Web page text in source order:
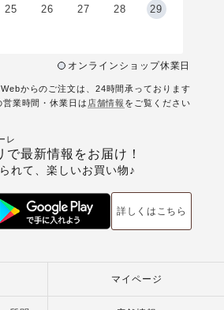
25 26 27 28 29
オンラインショップ休業日
からのご注文は、24時間承っております
業時間・休業日は 店舗情報 をご覧ください
レ
で最新情報をお届け！
れて、楽しいお買い物♪
詳しくはこちら
マイページ